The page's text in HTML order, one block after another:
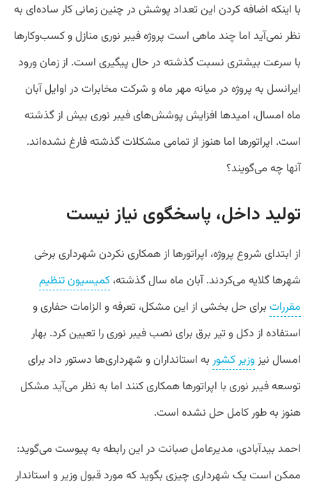
با اینکه اضافه کردن این تعداد پوشش در چنین زمانی کار ساده‌ای به
نظر نمی‌آید اما چند ماهی است پروژه فیبر نوری منازل و کسب‌وکارها
با سرعت بیشتری نسبت گذشته در حال پیگیری است. از زمان ورود
ایرانسل به پروژه در میانه مهر ماه و شرکت مخابرات در اوایل آبان
ماه امسال، امیدها افزایش پوشش‌های فیبر نوری بیش از گذشته
است. اپراتورها اما هنوز از تمامی مشکلات گذشته فارغ نشده‌اند.
آنها چه می‌گویند؟
تولید داخل، پاسخگوی نیاز نیست
از ابتدای شروع پروژه، اپراتورها از همکاری نکردن شهرداری‌ برخی
شهرها گلایه می‌کردند. آبان ماه سال گذشته، کمیسیون تنظیم
مقررات برای حل بخشی از این مشکل، تعرفه و الزامات حفاری و
استفاده از دکل و تیر برق برای نصب فیبر نوری را تعیین کرد. بهار
امسال نیزوزیر کشور به استانداران و شهرداری‌ها دستور داد برای
توسعه فیبر نوری با اپراتورها همکاری کنند اما به نظر می‌آید مشکل
هنوز به طور کامل حل نشده است.
احمد بیدآبادی، مدیرعامل صبانت در این رابطه به پیوست می‌گوید:
ممکن است یک شهرداری چیزی بگوید که مورد قبول وزیر و استاندار